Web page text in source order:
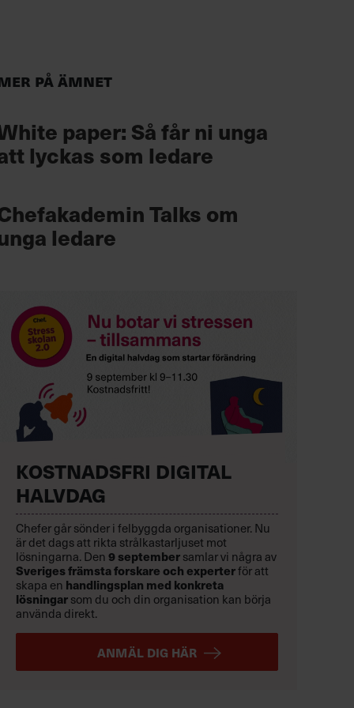
på ämnet
paper: Så får ni unga
lyckas som ledare
Talks om
ledare
KOSTNADSFRI DIGITAL
HALVDAG
Chefer går sönder i felbyggda organisationer. Nu
är det dags att rikta strålkastarljuset mot
lösningarna. Den9 septembersamlar vi några av
Sveriges främsta forskare och experterför att
skapa en handlingsplan med konkreta
lösningarsom du och din organisation kan börja
använda direkt.
ANMÄL DIG HÄR